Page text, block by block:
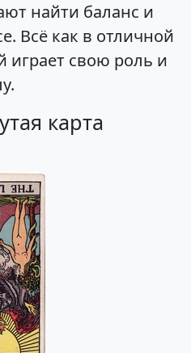
найти баланс и
Всё как в отличной
играет свою роль и
карта